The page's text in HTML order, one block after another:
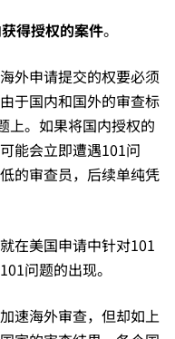
得授权的案件。
外申请提交的权要必须
于国内和国外的审查标
上。如果将国内授权的
能会立即遭遇101问
的审查员，后续单纯凭
在美国申请中针对101
问题的出现。
速海外审查，但却如上